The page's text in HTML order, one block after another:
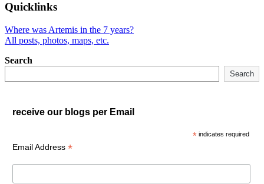
Quicklinks
Where was Artemis in the 7 years?
All posts, photos, maps, etc.
Search
Search
receive our blogs per Email
* indicates required
Email Address *